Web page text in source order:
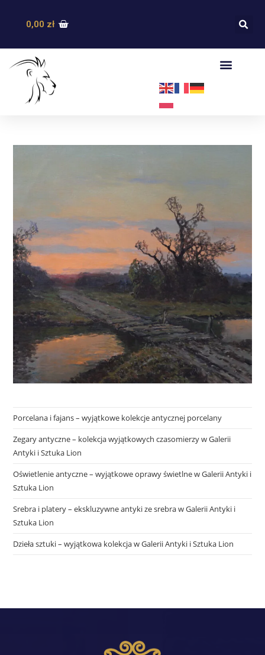
0,00 zł
Porcelana i fajans – wyjątkowe kolekcje antycznej porcelany
Zegary antyczne – kolekcja wyjątkowych czasomierzy w Galerii
Antyki i Sztuka Lion
Oświetlenie antyczne – wyjątkowe oprawy świetlne w Galerii Antyki i
Sztuka Lion
Srebra i platery – ekskluzywne antyki ze srebra w Galerii Antyki i
Sztuka Lion
Dzieła sztuki – wyjątkowa kolekcja w Galerii Antyki i Sztuka Lion